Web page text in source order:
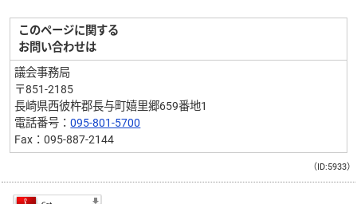
このページに関する
お問い合わせは
議会事務局
〒851-2185
長崎県西彼杵郡長与町嬉里郷659番地1
電話番号：095-801-5700
Fax：095-887-2144
（ID:5933）